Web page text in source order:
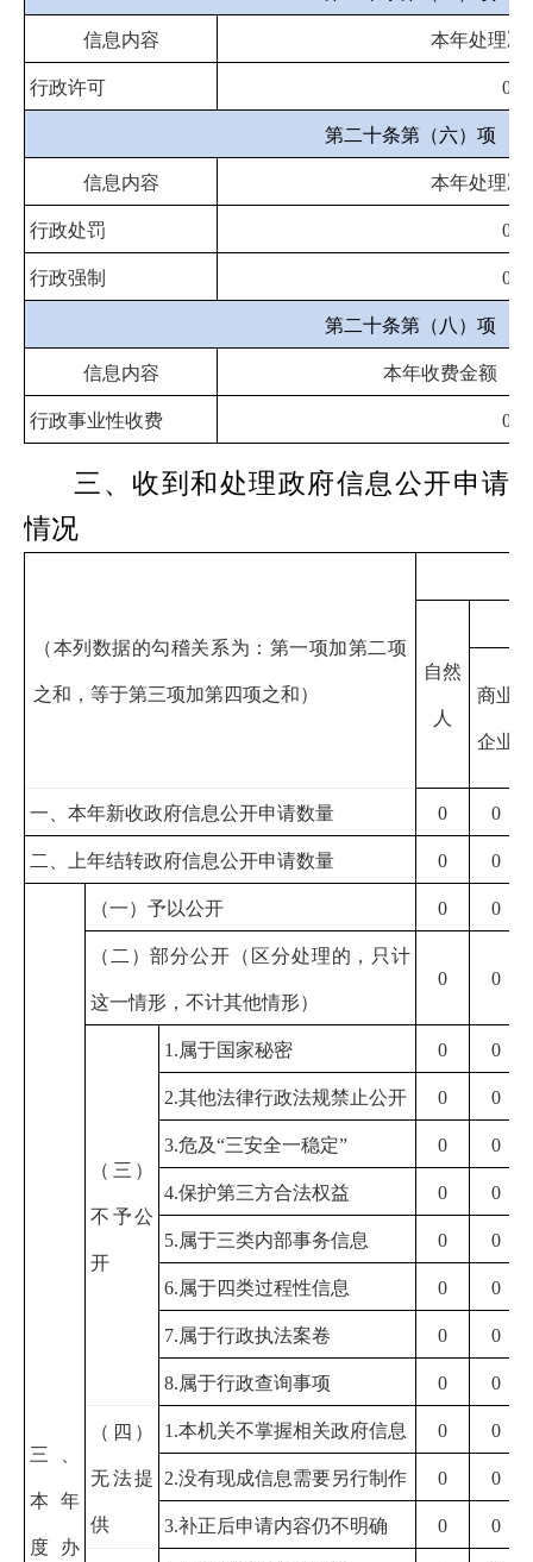
信息内容 本年处理决
行政许可 0
第二十条第（六）项
信息内容 本年处理决
行政处罚 0
行政强制 0
第二十条第（八）项
信息内容 本年收费金额（
行政事业性收费 0
三、收到和处理政府信息公开申请
情况
（本列数据的勾稽关系为：第一项加第二项
之和，等于第三项加第四项之和）
自然
人
商业
企业
一、本年新收政府信息公开申请数量 0 0
二、上年结转政府信息公开申请数量 0 0
三、
本年
度办
（一）予以公开 0 0
（二）部分公开 （区分处理的，只计
这一情形，不计其他情形）
0 0
（三）
不予公
开
1.属于国家秘密 0 0
2.其他法律行政法规禁止公开 0 0
3.危及“三安全一稳定” 0 0
4.保护第三方合法权益 0 0
5.属于三类内部事务信息 0 0
6.属于四类过程性信息 0 0
7.属于行政执法案卷 0 0
8.属于行政查询事项 0 0
（四）
无法提
供
1.本机关不掌握相关政府信息 0 0
2.没有现成信息需要另行制作 0 0
3.补正后申请内容仍不明确 0 0